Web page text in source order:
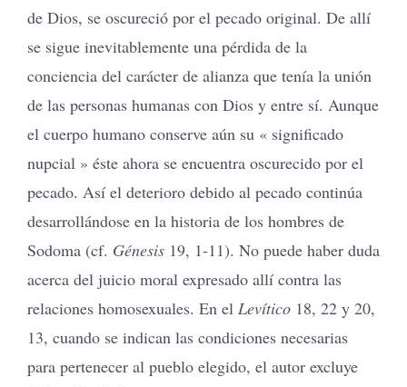
de Dios, se oscureció por el pecado original. De allí
se sigue inevitablemente una pérdida de la
conciencia del carácter de alianza que tenía la unión
de las personas humanas con Dios y entre sí. Aunque
el cuerpo humano conserve aún su « significado
nupcial » éste ahora se encuentra oscurecido por el
pecado. Así el deterioro debido al pecado continúa
desarrollándose en la historia de los hombres de
Sodoma (cf. Génesis 19, 1-11). No puede haber duda
acerca del juicio moral expresado allí contra las
relaciones homosexuales. En el Levítico 18, 22 y 20,
13, cuando se indican las condiciones necesarias
para pertenecer al pueblo elegido, el autor excluye